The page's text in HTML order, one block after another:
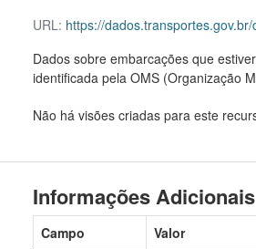
URL: https://dados.transportes.gov.br/dataset/bd8e8769-fc67-46d0-b4bd-2cd13266b479/resource/71e482ae-595b-4425-
Dados sobre embarcações que
identificada pela OMS (Organização
Não há visões criadas para este
Informações Adicionais
Campo
Valor